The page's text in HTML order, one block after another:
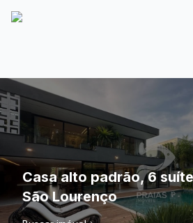
Casa alto padrão, 6
São Lourenço